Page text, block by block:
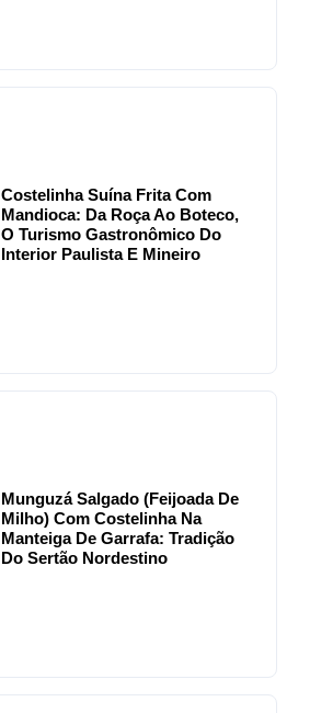
Costelinha Suína Frita Com
Mandioca: Da Roça Ao Boteco,
O Turismo Gastronômico Do
Interior Paulista E Mineiro
Munguzá Salgado (Feijoada De
Milho) Com Costelinha Na
Manteiga De Garrafa: Tradição
Do Sertão Nordestino